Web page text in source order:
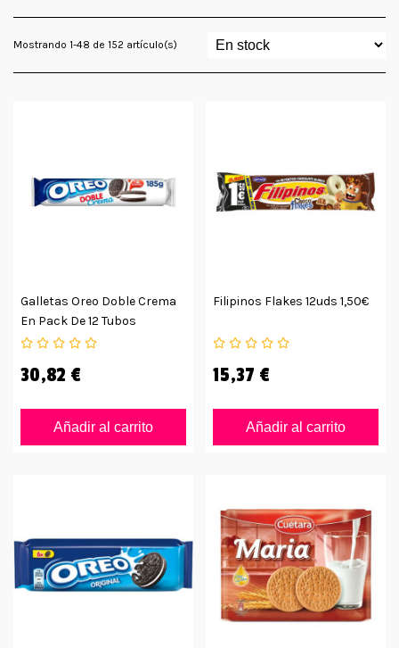
Mostrando 1-48 de 152 artículo(s)
Galletas Oreo Doble Crema
En Pack De 12 Tubos
30,82 €
Añadir al carrito
Filipinos Flakes 12uds 1,50€
15,37 €
Añadir al carrito